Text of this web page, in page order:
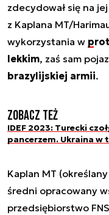
zdecydował się na
z Kaplana MT/
wykorzystania w
lekkim, zaś sam
brazylijskiej armii.
Zobacz też
IDEF 2023: Turecki
pancerzem. Ukraina w
Kaplan MT
średni opracowany
przedsiębiorstwo